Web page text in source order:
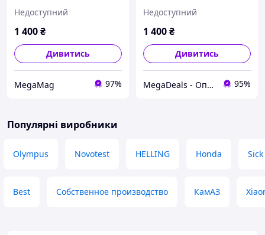
Недоступний
1 400₴
Дивитись
MegaMag 97%
Недоступний
1 400₴
Дивитись
MegaDeals - Оптовий інтернет магазин 95%
Популярні виробники
Olympus Novotest HELLING Honda Sick
Best Собственное производство КамАЗ